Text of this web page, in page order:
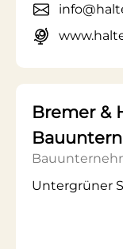
Bremer &
Untergrüner